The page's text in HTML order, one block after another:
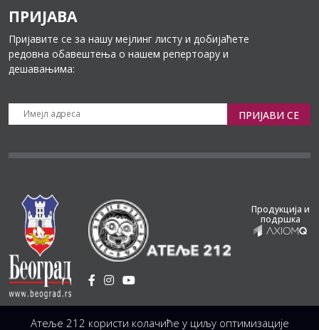
ПРИЈАВА
Пријавите се за нашу мејлинг листу и добијаћете
редовна обавештења о нашем репертоару и
дешавањима:
ПРИЈАВИ СЕ
Установа Културе / Светогорска 21, 11103 Београд, Србија
Продукција и
подршка
Атеље 212 користи колачиће у циљу оптимизације